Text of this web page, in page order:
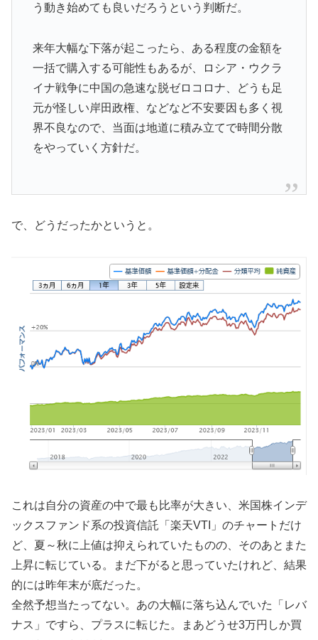
う動き始めても良いだろうという判断だ。
来年大幅な下落が起こったら、ある程度の金額を
一括で購入する可能性もあるが、ロシア・ウクラ
イナ戦争に中国の急速な脱ゼロコロナ、どうも足
元が怪しい岸田政権、などなど不安要因も多く視
界不良なので、当面は地道に積み立てで時間分散
をやっていく方針だ。
で、どうだったかというと。
これは自分の資産の中で最も比率が大きい、米国株インデ
ックスファンド系の投資信託「楽天VTI」のチャートだけ
ど、夏～秋に上値は抑えられていたものの、そのあとまた
上昇に転じている。まだ下がると思っていたけれど、結果
的には昨年末が底だった。
全然予想当たってない。あの大幅に落ち込んでいた「レバ
ナス」ですら、プラスに転じた。まあどうせ3万円しか買